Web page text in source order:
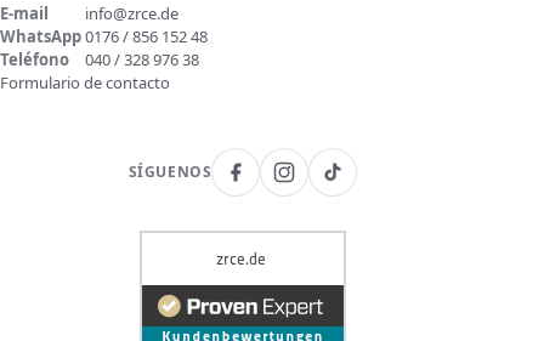
E-mail
info@zrce.de
WhatsApp0176 / 856 152 48
Teléfono
040 / 328 976 38
Formulario de contacto
SÍGUENOS